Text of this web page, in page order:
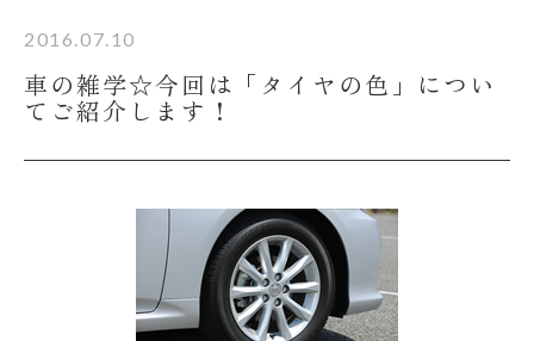
2016.07.10
車の雑学☆今回は「タイヤの色」につい
てご紹介します！